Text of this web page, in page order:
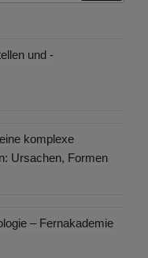
und -
komplexe
Ursachen, Formen
– Fernakademie